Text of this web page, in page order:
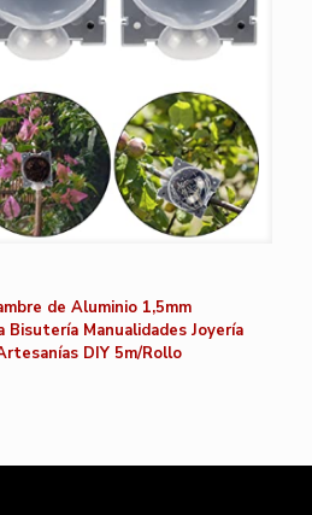
de Aluminio 1,5mm
Manualidades Joyería
DIY 5m/Rollo